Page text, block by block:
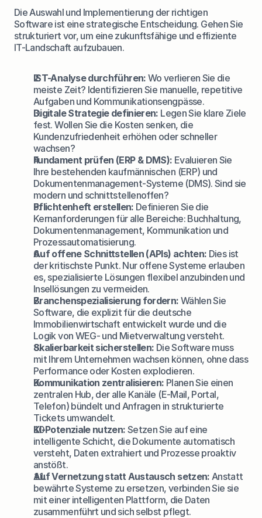
Die Auswahl und Implementierung der richtigen
Software ist eine strategische Entscheidung. Gehen Sie
strukturiert vor, um eine zukunftsfähige und effiziente
IT-Landschaft aufzubauen.
IST-Analyse durchführen: Wo verlieren Sie die
meiste Zeit? Identifizieren Sie manuelle, repetitive
Aufgaben und Kommunikationsengpässe.
Digitale Strategie definieren: Legen Sie klare Ziele
fest. Wollen Sie die Kosten senken, die
Kundenzufriedenheit erhöhen oder schneller
wachsen?
Fundament prüfen (ERP & DMS): Evaluieren Sie
Ihre bestehenden kaufmännischen (ERP) und
Dokumentenmanagement-Systeme (DMS). Sind sie
modern und schnittstellenoffen?
Pflichtenheft erstellen: Definieren Sie die
Kernanforderungen für alle Bereiche: Buchhaltung,
Dokumentenmanagement, Kommunikation und
Prozessautomatisierung.
Auf offene Schnittstellen (APIs) achten: Dies ist
der kritischste Punkt. Nur offene Systeme erlauben
es, spezialisierte Lösungen flexibel anzubinden und
Insellösungen zu vermeiden.
Branchenspezialisierung fordern: Wählen Sie
Software, die explizit für die deutsche
Immobilienwirtschaft entwickelt wurde und die
Logik von WEG- und Mietverwaltung versteht.
Skalierbarkeit sicherstellen: Die Software muss
mit Ihrem Unternehmen wachsen können, ohne dass
Performance oder Kosten explodieren.
Kommunikation zentralisieren: Planen Sie einen
zentralen Hub, der alle Kanäle (E-Mail, Portal,
Telefon) bündelt und Anfragen in strukturierte
Tickets umwandelt.
KI-Potenziale nutzen: Setzen Sie auf eine
intelligente Schicht, die Dokumente automatisch
versteht, Daten extrahiert und Prozesse proaktiv
anstößt.
Auf Vernetzung statt Austausch setzen: Anstatt
bewährte Systeme zu ersetzen, verbinden Sie sie
mit einer intelligenten Plattform, die Daten
zusammenführt und sich selbst pflegt.